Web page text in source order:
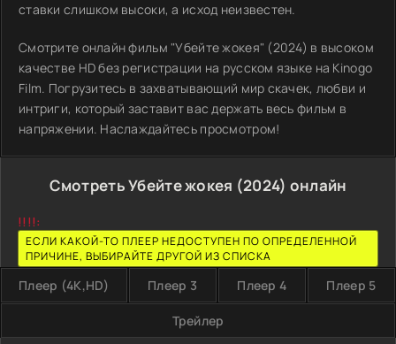
ставки слишком высоки, а исход неизвестен.
Смотрите онлайн фильм "Убейте жокея" (2024) в высоком
качестве HD без регистрации на русском языке на Kinogo
Film. Погрузитесь в захватывающий мир скачек, любви и
интриги, который заставит вас держать весь фильм в
напряжении. Наслаждайтесь просмотром!
Смотреть Убейте жокея (2024) онлайн
!!!!:
ЕСЛИ КАКОЙ-ТО ПЛЕЕР НЕДОСТУПЕН ПО ОПРЕДЕЛЕННОЙ
ПРИЧИНЕ, ВЫБИРАЙТЕ ДРУГОЙ ИЗ СПИСКА
Плеер (4K,HD) Плеер 3 Плеер 4 Плеер 5
Трейлер